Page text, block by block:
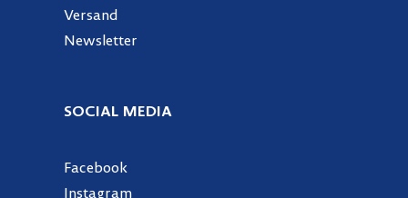
Versand
Newsletter
SOCIAL MEDIA
Facebook
Instagram